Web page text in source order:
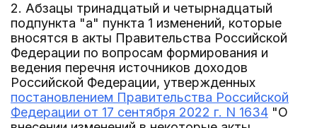
2. Абзацы тринадцатый и четырнадцатый
подпункта "а" пункта 1 изменений, которые
вносятся в акты Правительства Российской
Федерации по вопросам формирования и
ведения перечня источников доходов
Российской Федерации, утвержденных
постановлением Правительства Российской
Федерации от 17 сентября 2022 г. N 1634 "О